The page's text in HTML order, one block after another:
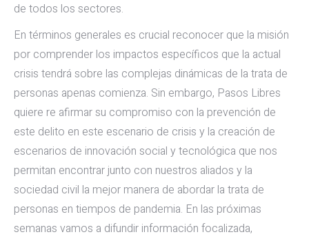
de todos los sectores.
En términos generales es crucial reconocer que la misión
por comprender los impactos específicos que la actual
crisis tendrá sobre las complejas dinámicas de la trata de
personas apenas comienza. Sin embargo, Pasos Libres
quiere re afirmar su compromiso con la prevención de
este delito en este escenario de crisis y la creación de
escenarios de innovación social y tecnológica que nos
permitan encontrar junto con nuestros aliados y la
sociedad civil la mejor manera de abordar la trata de
personas en tiempos de pandemia. En las próximas
semanas vamos a difundir información focalizada,